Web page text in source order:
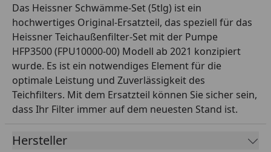
Das Heissner Schwämme-Set (5tlg) ist ein
hochwertiges Original-Ersatzteil, das speziell für das
Heissner Teichaußenfilter-Set mit der Pumpe
HFP3500 (FPU10000-00) Modell ab 2021 konzipiert
wurde. Es ist ein notwendiges Element für die
optimale Leistung und Zuverlässigkeit des
Teichfilters. Mit dem Ersatzteil können Sie sicher sein,
dass Ihr Filter immer auf dem neuesten Stand ist.
Hersteller